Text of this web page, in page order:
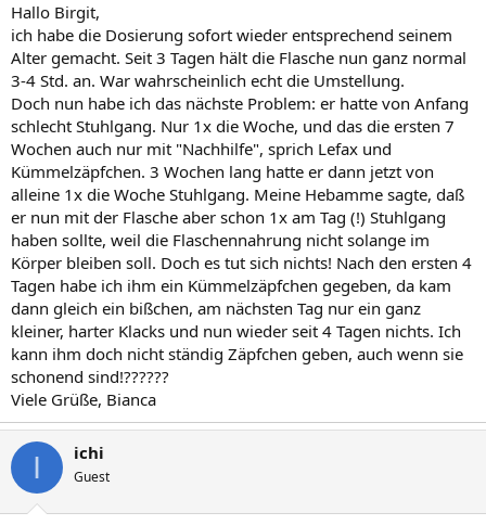
Hallo Birgit,
ich habe die Dosierung sofort wieder entsprechend seinem
Alter gemacht. Seit 3 Tagen hält die Flasche nun ganz normal
3-4 Std. an. War wahrscheinlich echt die Umstellung.
Doch nun habe ich das nächste Problem: er hatte von Anfang
schlecht Stuhlgang. Nur 1x die Woche, und das die ersten 7
Wochen auch nur mit "Nachhilfe", sprich Lefax und
Kümmelzäpfchen. 3 Wochen lang hatte er dann jetzt von
alleine 1x die Woche Stuhlgang. Meine Hebamme sagte, daß
er nun mit der Flasche aber schon 1x am Tag (!) Stuhlgang
haben sollte, weil die Flaschennahrung nicht solange im
Körper bleiben soll. Doch es tut sich nichts! Nach den ersten 4
Tagen habe ich ihm ein Kümmelzäpfchen gegeben, da kam
dann gleich ein bißchen, am nächsten Tag nur ein ganz
kleiner, harter Klacks und nun wieder seit 4 Tagen nichts. Ich
kann ihm doch nicht ständig Zäpfchen geben, auch wenn sie
schonend sind!??????
Viele Grüße, Bianca
I ichi
Guest